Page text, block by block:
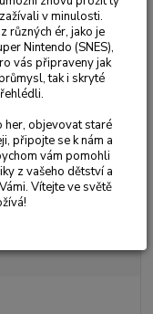
v minulosti.
různých ér, jako je
Nintendo (SNES),
vás připraveny jak
tak i skryté
her, objevovat staré
připojte se k nám a
vám pomohli
z vašeho dětství a
Vítejte ve světě